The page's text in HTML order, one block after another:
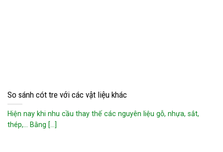
So sánh cót tre với các vật liệu khác
Hiện nay khi nhu cầu thay thế các nguyên liệu gỗ, nhựa, sắt,
thép,… Bằng [...]